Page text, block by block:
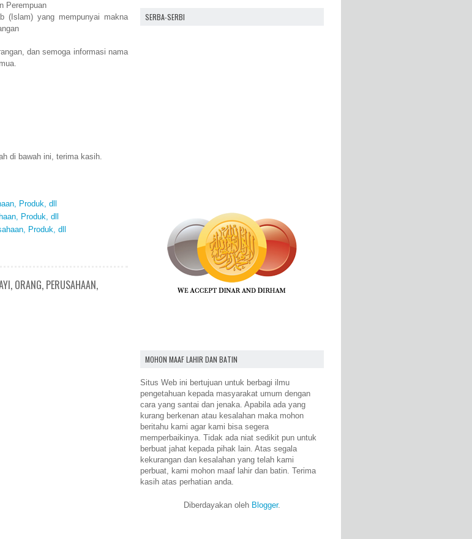
Perempuan
(Islam) yang mempunyai makna
dan semoga informasi nama
di bawah ini, terima kasih.
Produk, dll
Produk, dll
Produk, dll
ORANG, PERUSAHAAN,
SERBA-SERBI
MOHON MAAF LAHIR DAN BATIN
Situs Web ini bertujuan untuk berbagi ilmu
pengetahuan kepada masyarakat umum dengan
cara yang santai dan jenaka. Apabila ada yang
kurang berkenan atau kesalahan maka mohon
beritahu kami agar kami bisa segera
memperbaikinya. Tidak ada niat sedikit pun untuk
berbuat jahat kepada pihak lain. Atas segala
kekurangan dan kesalahan yang telah kami
perbuat, kami mohon maaf lahir dan batin. Terima
kasih atas perhatian anda.
Diberdayakan oleh Blogger.